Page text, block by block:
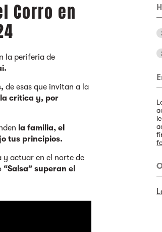
Corro en
la periferia de
de esas que invitan a la
crítica y, por
la familia, el
tus principios.
y actuar en el norte de
“Salsa” superan el